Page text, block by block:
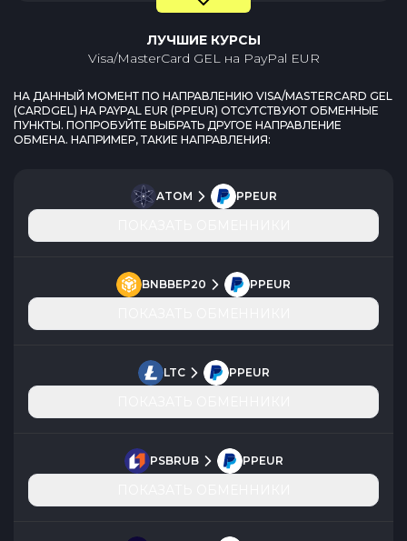
ЛУЧШИЕ КУРСЫ
Visa/MasterCard GELна PayPal EUR
НА ДАННЫЙ МОМЕНТ ПО НАПРАВЛЕНИЮ VISA/MASTERCARD GEL
(CARDGEL) НА PAYPAL EUR (PPEUR) ОТСУТСТВУЮТ ОБМЕННЫЕ
ПУНКТЫ. ПОПРОБУЙТЕ ВЫБРАТЬ ДРУГОЕ НАПРАВЛЕНИЕ
ОБМЕНА. НАПРИМЕР, ТАКИЕ НАПРАВЛЕНИЯ:
ATOM PPEUR
BNBBEP20 PPEUR
LTC PPEUR
PSBRUB PPEUR